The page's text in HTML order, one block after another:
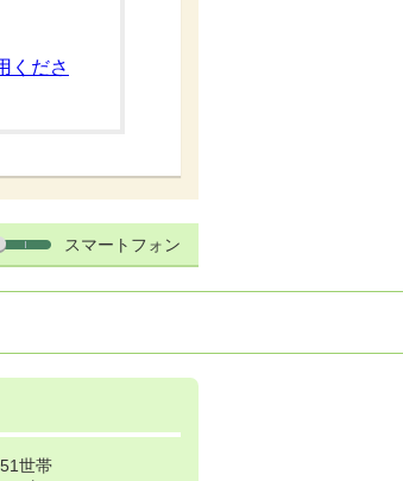
くださ
スマートフォン
世帯